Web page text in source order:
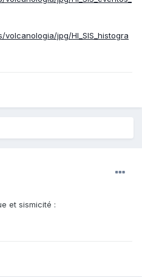
jpg/HI_SIS_histogra
et sismicité :